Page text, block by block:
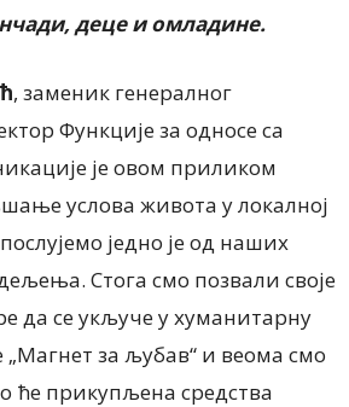
деце и омладине.
, заменик генералног
Функције за односе са
је овом приликом
услова живота у локалној
једно је од наших
Стога смо позвали своје
да се укључе у хуманитарну
„Магнет за љубав“ и веома смо
ће прикупљена средства